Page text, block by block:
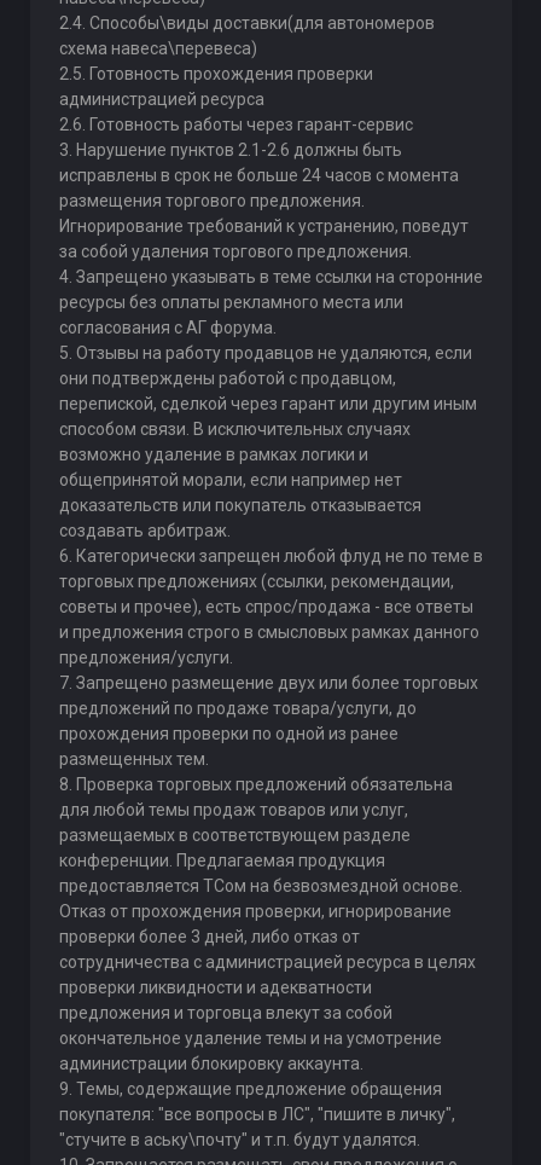
2.4. Способы\виды доставки(для автономеров
схема навеса\перевеса)
2.5. Готовность прохождения проверки
администрацией ресурса
2.6. Готовность работы через гарант-сервис
3. Нарушение пунктов 2.1-2.6 должны быть
исправлены в срок не больше 24 часов с момента
размещения торгового предложения.
Игнорирование требований к устранению, поведут
за собой удаления торгового предложения.
4. Запрещено указывать в теме ссылки на сторонние
ресурсы без оплаты рекламного места или
согласования с АГ форума.
5. Отзывы на работу продавцов не удаляются, если
они подтверждены работой с продавцом,
перепиской, сделкой через гарант или другим иным
способом связи. В исключительных случаях
возможно удаление в рамках логики и
общепринятой морали, если например нет
доказательств или покупатель отказывается
создавать арбитраж.
6. Категорически запрещен любой флуд не по теме в
торговых предложениях (ссылки, рекомендации,
советы и прочее), есть спрос/продажа - все ответы
и предложения строго в смысловых рамках данного
предложения/услуги.
7. Запрещено размещение двух или более торговых
предложений по продаже товара/услуги, до
прохождения проверки по одной из ранее
размещенных тем.
8. Проверка торговых предложений обязательна
для любой темы продаж товаров или услуг,
размещаемых в соответствующем разделе
конференции. Предлагаемая продукция
предоставляется ТСом на безвозмездной основе.
Отказ от прохождения проверки, игнорирование
проверки более 3 дней, либо отказ от
сотрудничества с администрацией ресурса в целях
проверки ликвидности и адекватности
предложения и торговца влекут за собой
окончательное удаление темы и на усмотрение
администрации блокировку аккаунта.
9. Темы, содержащие предложение обращения
покупателя: "все вопросы в ЛС", "пишите в личку",
"стучите в аську\почту" и т.п. будут удалятся.